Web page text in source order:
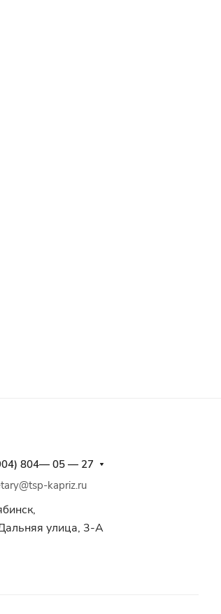
804— 05 — 27
kapriz.ru
улица, 3-А